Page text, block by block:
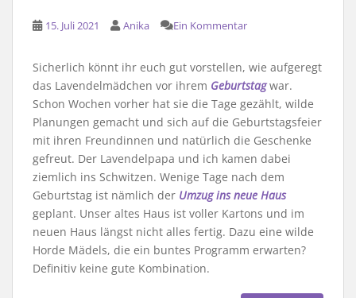
15. Juli 2021 Anika Ein Kommentar
Sicherlich könnt ihr euch gut vorstellen, wie aufgeregt
das Lavendelmädchen vor ihrem Geburtstagwar.
Schon Wochen vorher hat sie die Tage gezählt, wilde
Planungen gemacht und sich auf die Geburtstagsfeier
mit ihren Freundinnen und natürlich die Geschenke
gefreut. Der Lavendelpapa und ich kamen dabei
ziemlich ins Schwitzen. Wenige Tage nach dem
Geburtstag ist nämlich der Umzug ins neue Haus
geplant. Unser altes Haus ist voller Kartons und im
neuen Haus längst nicht alles fertig. Dazu eine wilde
Horde Mädels, die ein buntes Programm erwarten?
Definitiv keine gute Kombination.